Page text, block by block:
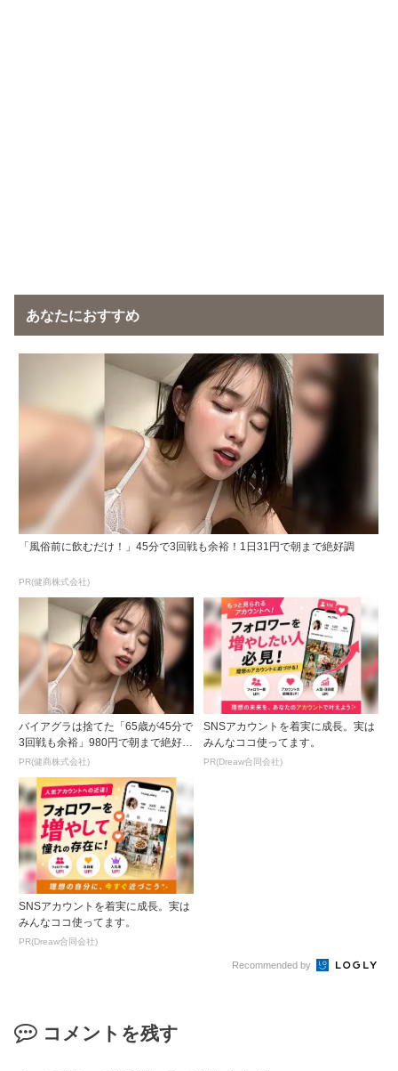
あなたにおすすめ
「風俗前に飲むだけ！」45分で3回戦も余裕！1日31円で朝まで絶好調
PR(健商株式会社)
バイアグラは捨てた「65歳が45分で
3回戦も余裕」980円で朝まで絶好
調！
PR(健商株式会社)
SNSアカウントを着実に成長。実は
みんなココ使ってます。
PR(Dreaw合同会社)
SNSアカウントを着実に成長。実は
みんなココ使ってます。
PR(Dreaw合同会社)
Recommended by
コメントを残す